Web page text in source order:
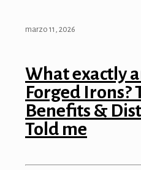
marzo 11, 2026
What exactly
Forged Irons?
Benefits &
Told me